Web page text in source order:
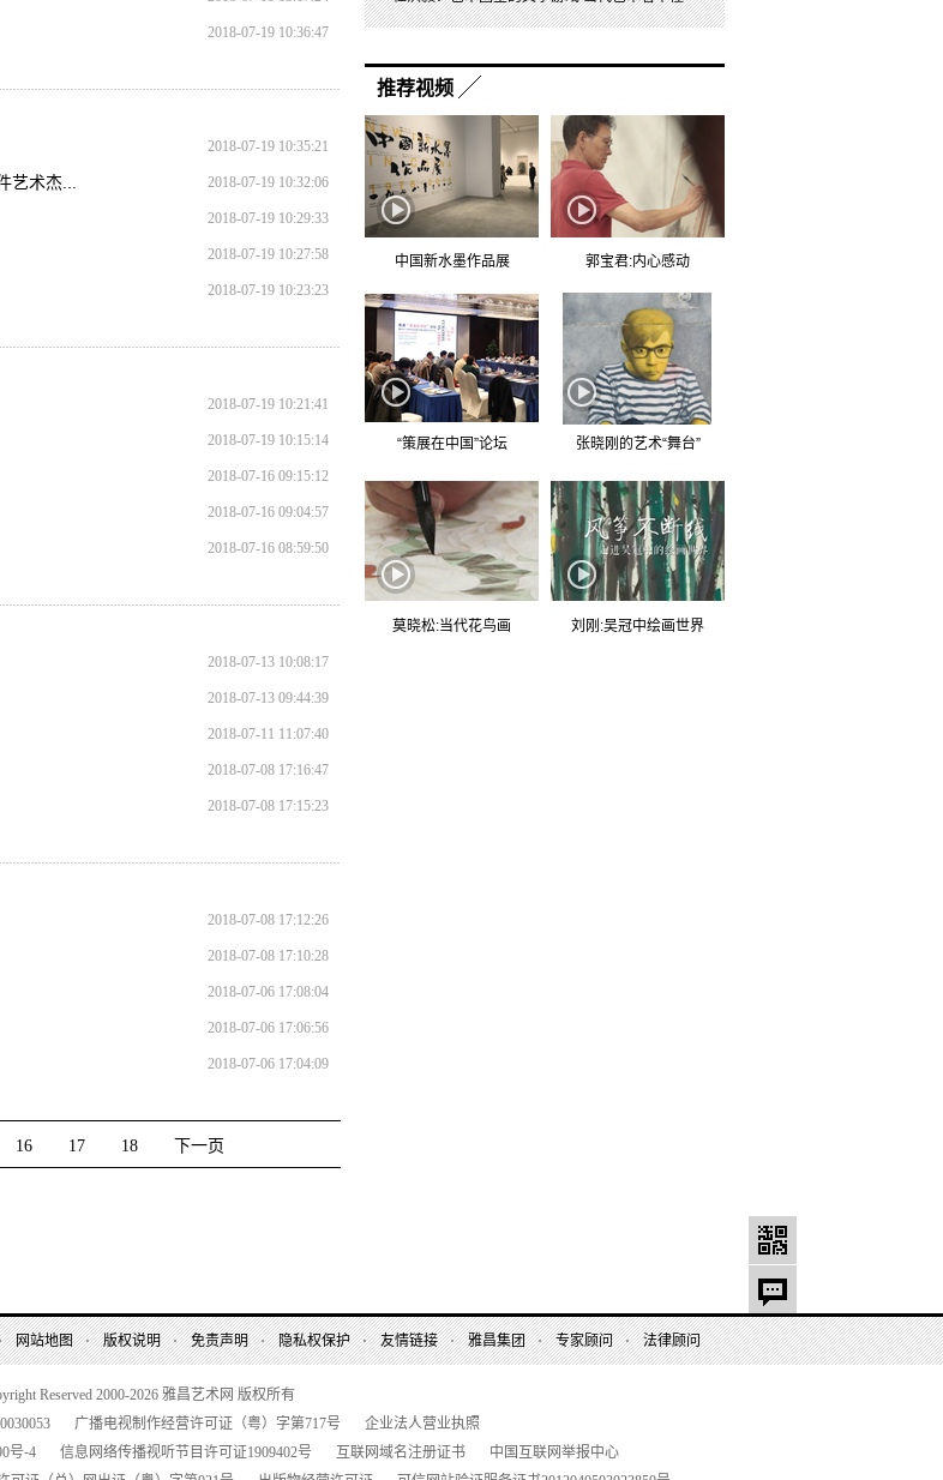
2018-07-19 10:36:47
2018-07-19 10:35:21
2018-07-19 10:32:06
艺术杰...
2018-07-19 10:29:33
2018-07-19 10:27:58
2018-07-19 10:23:23
2018-07-19 10:21:41
2018-07-19 10:15:14
2018-07-16 09:15:12
2018-07-16 09:04:57
2018-07-16 08:59:50
2018-07-13 10:08:17
2018-07-13 09:44:39
2018-07-11 11:07:40
2018-07-08 17:16:47
2018-07-08 17:15:23
2018-07-08 17:12:26
2018-07-08 17:10:28
2018-07-06 17:08:04
2018-07-06 17:06:56
2018-07-06 17:04:09
16 17 18 下一页
推荐视频
中国新水墨作品展 郭宝君:内心感动
“策展在中国”论坛 张晓刚的艺术“舞台”
莫晓松:当代花鸟画 刘刚:吴冠中绘画世界
网站地图 版权说明 免责声明 隐私权保护 友情链接 雅昌集团 专家顾问 法律顾问
Reserved 2000-2026 雅昌艺术网 版权所有
广播电视制作经营许可证（粤）字第717号
企业法人营业执照
号-4 信息网络传播视听节目许可证1909402号 互联网域名注册证书
中国互联网举报中心